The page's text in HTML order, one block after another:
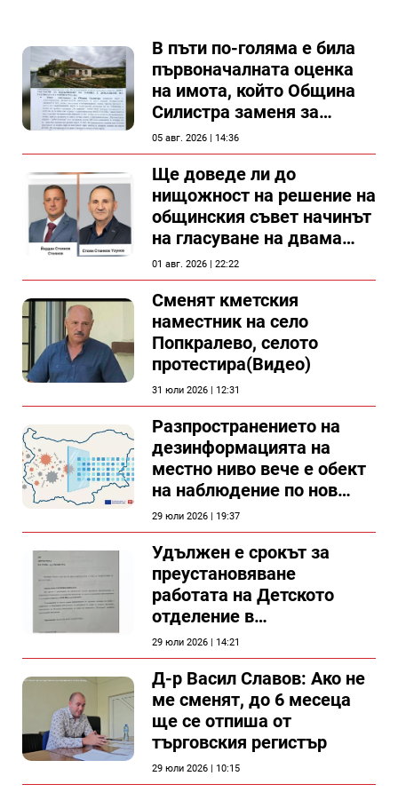
В пъти по-голяма е била
първоначалната оценка
на имота, който Община
Силистра заменя за
спирка, показват
документи
05 авг. 2026 | 14:36
Ще доведе ли до
нищожност на решение на
общинския съвет начинът
на гласуване на двама
съветници в Силистра?
01 авг. 2026 | 22:22
Сменят кметския
наместник на село
Попкралево, селото
протестира(Видео)
31 юли 2026 | 12:31
Разпространението на
дезинформацията на
местно ниво вече е обект
на наблюдение по нов
проект
29 юли 2026 | 19:37
Удължен е срокът за
преустановяване
работата на Детското
отделение в
силистренската болница
29 юли 2026 | 14:21
Д-р Васил Славов: Ако не
ме сменят, до 6 месеца
ще се отпиша от
търговския регистър
29 юли 2026 | 10:15